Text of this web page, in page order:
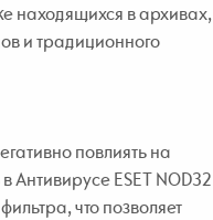
находящихся в архивах,
и традиционного
повлиять на
Антивирусе ESET NOD32
что позволяет